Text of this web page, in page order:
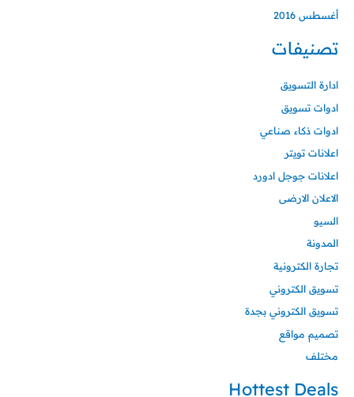
أغسطس 2016
تصنيفات
ادارة التسويق
ادوات تسويق
ادوات ذكاء صناعي
اعلانات تويتر
اعلانات جوجل ادورد
الاعلان الارضى
السيو
المدونة
تجارة الكترونية
تسويق الكتروني
تسويق الكتروني بجدة
تصميم مواقع
مختلف
Hottest Deals